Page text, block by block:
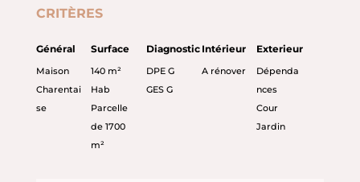
CRITÈRES
Général
Maison
Charentai
se
Surface
140 m²
Hab
Parcelle
de 1700
m²
Diagnostic
DPE G
GES G
Intérieur
A rénover
Exterieur
Dépenda
nces
Cour
Jardin